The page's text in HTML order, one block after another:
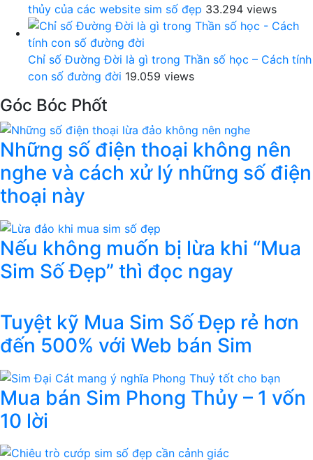
thủy của các website sim số đẹp 33.294 views
Chỉ số Đường Đời là gì trong Thần số học – Cách tính
con số đường đời 19.059 views
Góc Bóc Phốt
Những số điện thoại không nên
nghe và cách xử lý những số điện
thoại này
Nếu không muốn bị lừa khi “Mua
Sim Số Đẹp” thì đọc ngay
Tuyệt kỹ Mua Sim Số Đẹp rẻ hơn
đến 500% với Web bán Sim
Mua bán Sim Phong Thủy – 1 vốn
10 lời